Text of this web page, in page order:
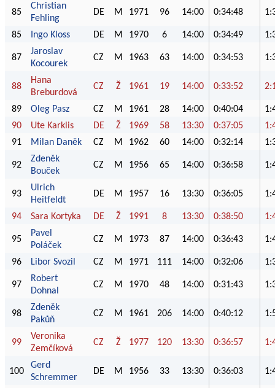
85
Christian
Fehling
DE M 1971 96 14:00 0:34:48
85 Ingo Kloss DE M 1970 6 14:00 0:34:49
87
Jaroslav
Kocourek
CZ M 1963 63 14:00 0:34:53
88
Hana
Breburdová
CZ Ž 1961 19 14:00 0:33:52
89 Oleg Pasz CZ M 1961 28 14:00 0:40:04
90
Ute Karklis DE Ž 1969 58 13:30 0:37:05
91
Milan Daněk CZ M 1962 60 14:00 0:32:14
92
Zdeněk
Bouček
CZ M 1956 65 14:00 0:36:58
93
Ulrich
Heitfeldt
DE M 1957 16 13:30 0:36:05
94 Sara Kortyka DE Ž 1991 8 13:30 0:38:50
95
Pavel
Poláček
CZ M 1973 87 14:00 0:36:43
96 Libor Svozil CZ M 1971 111 14:00 0:32:06
97
Robert
Dohnal
CZ M 1970 48 14:00 0:31:43
98
Zdeněk
Pakůň
CZ M 1961 206 14:00 0:40:12
99
Veronika
Zemčíková
CZ Ž 1977 120 13:30 0:36:57
100
Gerd
Schremmer
DE M 1956 33 13:30 0:36:03